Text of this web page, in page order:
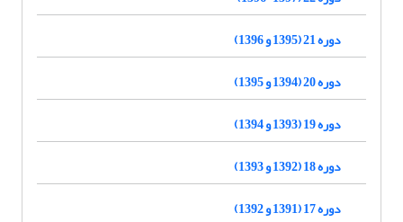
دوره 21 (1395 و 1396)
دوره 20 (1394 و 1395)
دوره 19 (1393 و 1394)
دوره 18 (1392 و 1393)
دوره 17 (1391 و 1392)